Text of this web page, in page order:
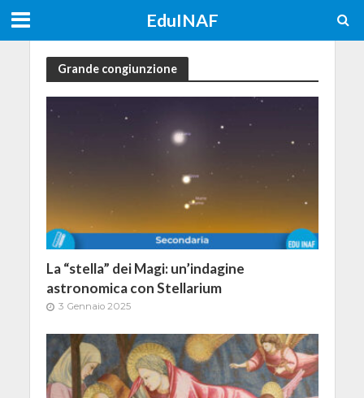
EduINAF
Grande congiunzione
La “stella” dei Magi: un’indagine
astronomica con Stellarium
3 Gennaio 2025